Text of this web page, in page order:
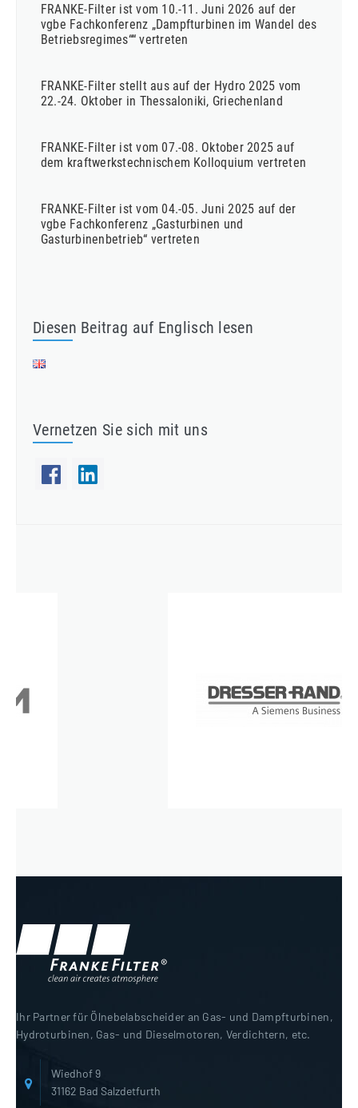
FRANKE-Filter ist vom 10.-11. Juni 2026 auf der
vgbe Fachkonferenz „Dampfturbinen im Wandel des
Betriebsregimes““ vertreten
FRANKE-Filter stellt aus auf der Hydro 2025 vom
22.-24. Oktober in Thessaloniki, Griechenland
FRANKE-Filter ist vom 07.-08. Oktober 2025 auf
dem kraftwerkstechnischem Kolloquium vertreten
FRANKE-Filter ist vom 04.-05. Juni 2025 auf der
vgbe Fachkonferenz „Gasturbinen und
Gasturbinenbetrieb“ vertreten
Diesen Beitrag auf Englisch lesen
Vernetzen Sie sich mit uns
Ihr Partner für Ölnebelabscheider an Gas- und Dampfturbinen,
Hydroturbinen, Gas- und Dieselmotoren, Verdichtern, etc.
Wiedhof 9
31162 Bad Salzdetfurth